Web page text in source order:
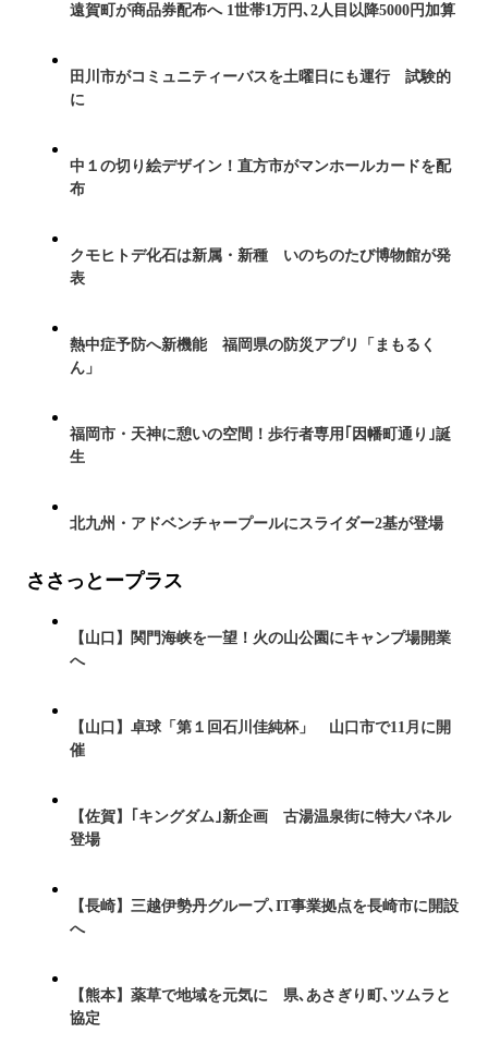
遠賀町が商品券配布へ 1世帯1万円､2人目以降5000円加算
田川市がコミュニティーバスを土曜日にも運行 試験的
に
中１の切り絵デザイン！直方市がマンホールカードを配
布
クモヒトデ化石は新属・新種 いのちのたび博物館が発
表
熱中症予防へ新機能 福岡県の防災アプリ「まもるく
ん」
福岡市・天神に憩いの空間！歩行者専用｢因幡町通り｣誕
生
北九州・アドベンチャープールにスライダー2基が登場
ささっとープラス
【山口】関門海峡を一望！火の山公園にキャンプ場開業
へ
【山口】卓球「第１回石川佳純杯」 山口市で11月に開
催
【佐賀】｢キングダム｣新企画 古湯温泉街に特大パネル
登場
【長崎】三越伊勢丹グループ､IT事業拠点を長崎市に開設
へ
【熊本】薬草で地域を元気に 県､あさぎり町､ツムラと
協定